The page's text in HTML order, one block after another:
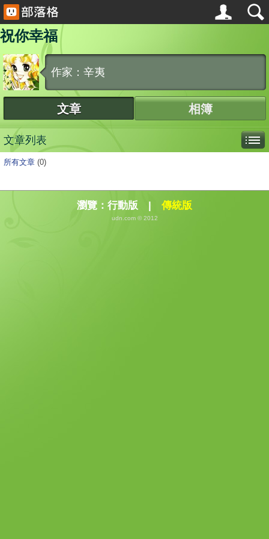
祝你幸福
作家：辛夷
文章 相簿
文章列表
所有文章 (0)
瀏覽： 行動版 | 傳統版
udn.com © 2012